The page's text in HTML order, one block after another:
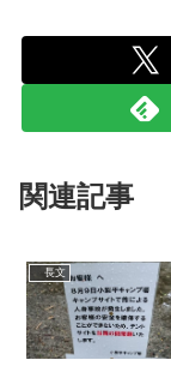
関連記事
長文